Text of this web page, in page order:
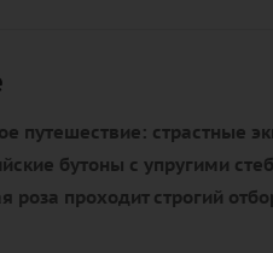
путешествие: страстные
бутоны с упругими
роза проходит строгий